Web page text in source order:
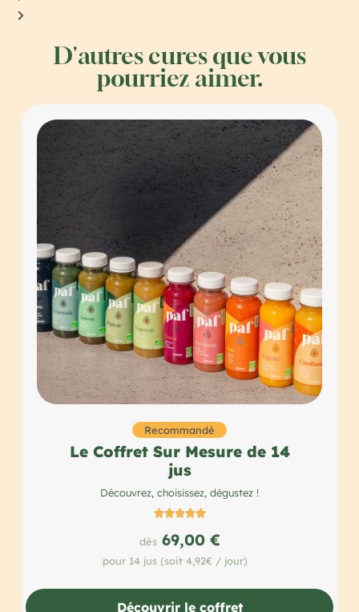
D'autres cures que vous
pourriez aimer.
Recommandé
Le Coffret Sur Mesure de 14
jus
Découvrez, choisissez, dégustez !

dès69,00 €
pour 14 jus (soit 4,92€ / jour)
Découvrir le coffret